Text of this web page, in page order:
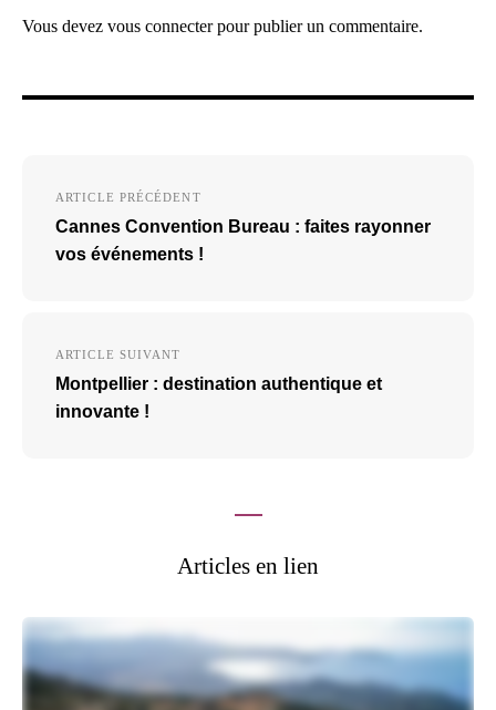
Vous devez vous connecterpour publier un commentaire.
l’article
ARTICLE PRÉCÉDENT
Cannes Convention Bureau : faites rayonner
vos événements !
ARTICLE SUIVANT
Montpellier : destination authentique et
innovante !
Articles en lien